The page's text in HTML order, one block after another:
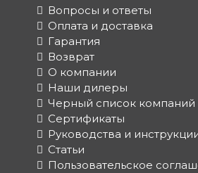
Вопросы и ответы
Оплата и доставка
Гарантия
Возврат
О компании
Наши дилеры
Черный список компаний
Сертификаты
Руководства и
Статьи
Пользовательское